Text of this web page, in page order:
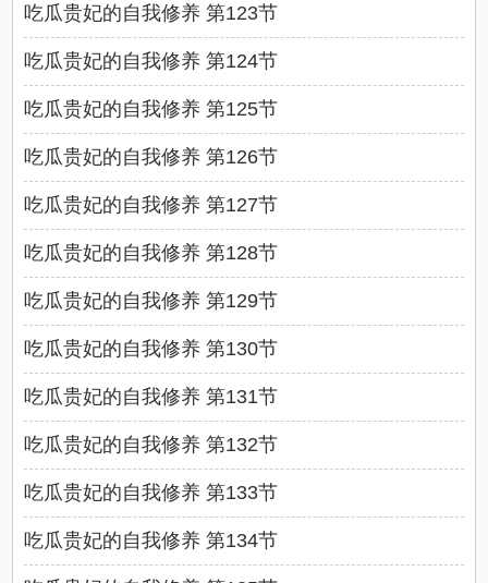
吃瓜贵妃的自我修养 第123节
吃瓜贵妃的自我修养 第124节
吃瓜贵妃的自我修养 第125节
吃瓜贵妃的自我修养 第126节
吃瓜贵妃的自我修养 第127节
吃瓜贵妃的自我修养 第128节
吃瓜贵妃的自我修养 第129节
吃瓜贵妃的自我修养 第130节
吃瓜贵妃的自我修养 第131节
吃瓜贵妃的自我修养 第132节
吃瓜贵妃的自我修养 第133节
吃瓜贵妃的自我修养 第134节